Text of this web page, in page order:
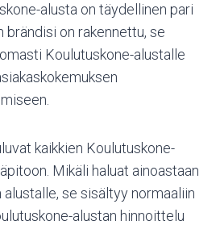
alusta on täydellinen pari
brändisi on rakennettu, se
Koulutuskone-alustalle
kaikkien Koulutuskone-
Mikäli haluat ainoastaan
se sisältyy normaaliin
alustan hinnoittelu